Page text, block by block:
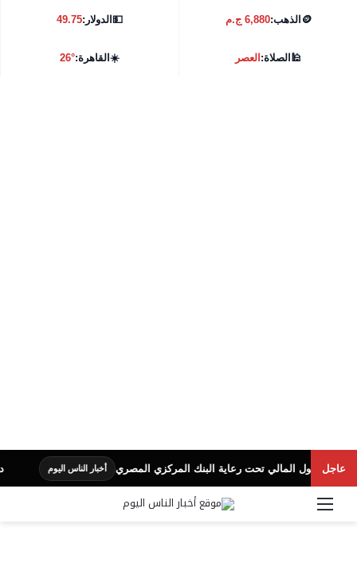
🪙 الذهب:6,880 ج.م 💵الدولار:49.75
🕌الصلاة:العصر ☀️القاهرة:26°
عاجلالمالي تحت رعاية البنك المركزي المصري أخبار الناس اليوم دكتورة
القائمة